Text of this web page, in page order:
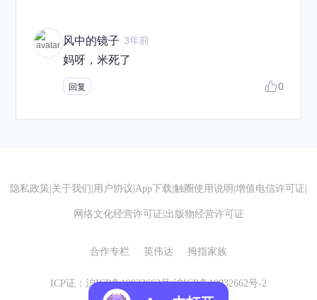
风中的镜子 3年前
妈呀，米死了
回复 0
隐私政策 关于我们 用户协议 App下载 触圈使用说明 增值电信许可证
网络文化经营许可证 出版物经营许可证
合作专栏 英伟达 拇指家族
ICP证：沪ICP备19032662号 沪ICP备19032662号-2